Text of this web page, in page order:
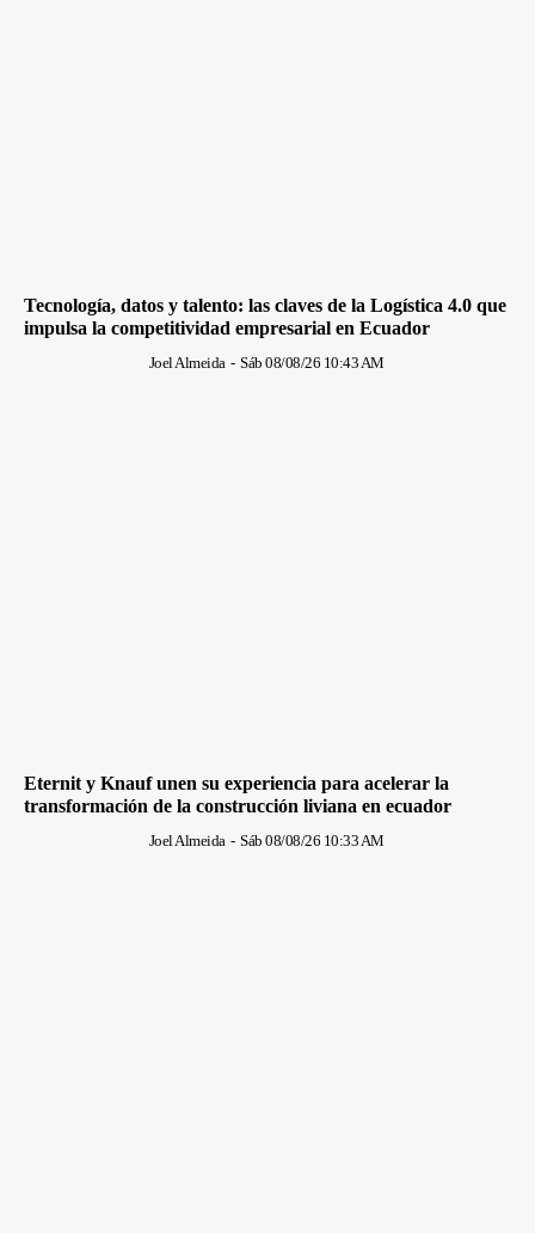
Tecnología, datos y talento: las claves de la Logística 4.0 que
impulsa la competitividad empresarial en Ecuador
Joel Almeida - Sáb 08/08/26 10:43 AM
Eternit y Knauf unen su experiencia para acelerar la
transformación de la construcción liviana en ecuador
Joel Almeida - Sáb 08/08/26 10:33 AM